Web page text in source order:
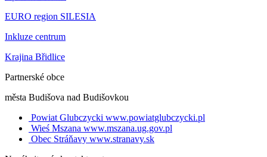
EURO region SILESIA
Inkluze centrum
Krajina Břidlice
Partnerské obce
města Budišova nad Budišovkou
Powiat Glubczycki www.powiatglubczycki.pl
Wieś Mszana www.mszana.ug.gov.pl
Obec Stráňavy www.stranavy.sk